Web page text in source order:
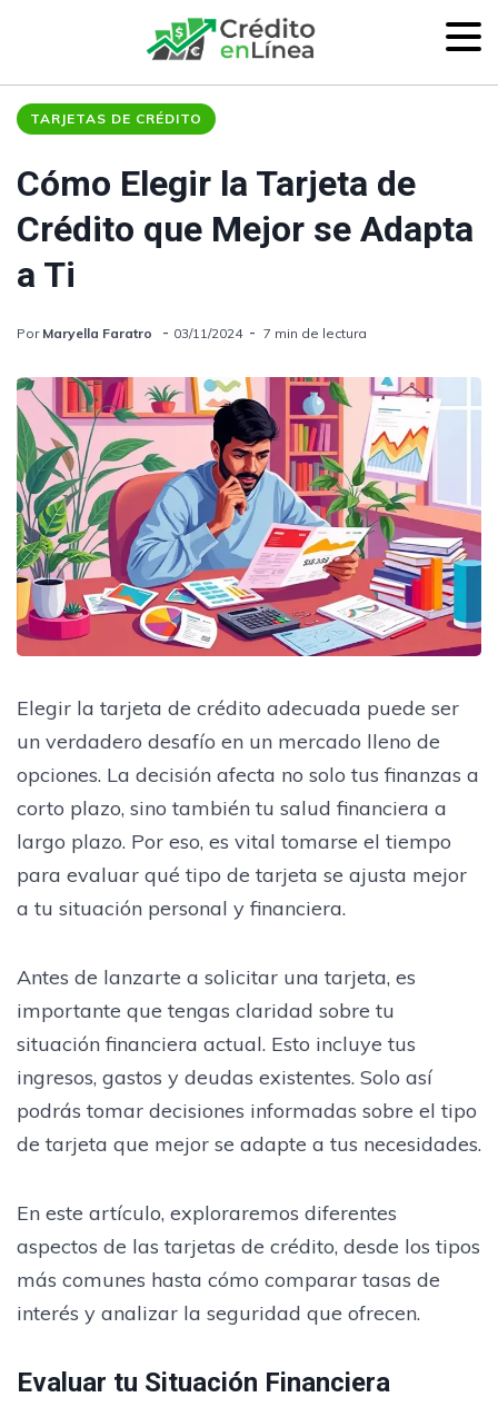
TARJETAS DE CRÉDITO
Cómo Elegir la Tarjeta de
Crédito que Mejor se Adapta
a Ti
Por Maryella Faratro 03/11/2024 7 min de lectura
Elegir la tarjeta de crédito adecuada puede ser
un verdadero desafío en un mercado lleno de
opciones. La decisión afecta no solo tus finanzas a
corto plazo, sino también tu salud financiera a
largo plazo. Por eso, es vital tomarse el tiempo
para evaluar qué tipo de tarjeta se ajusta mejor
a tu situación personal y financiera.
Antes de lanzarte a solicitar una tarjeta, es
importante que tengas claridad sobre tu
situación financiera actual. Esto incluye tus
ingresos, gastos y deudas existentes. Solo así
podrás tomar decisiones informadas sobre el tipo
de tarjeta que mejor se adapte a tus necesidades.
En este artículo, exploraremos diferentes
aspectos de las tarjetas de crédito, desde los tipos
más comunes hasta cómo comparar tasas de
interés y analizar la seguridad que ofrecen.
Evaluar tu Situación Financiera